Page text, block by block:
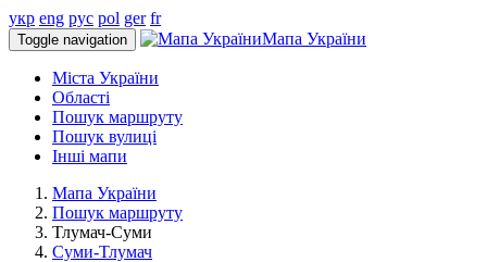
укр eng рус pol ger fr
Toggle navigation Мапа України
Міста України
Області
Пошук маршруту
Пошук вулиці
Інші мапи
Мапа України
Пошук маршруту
Тлумач-Суми
Суми-Тлумач